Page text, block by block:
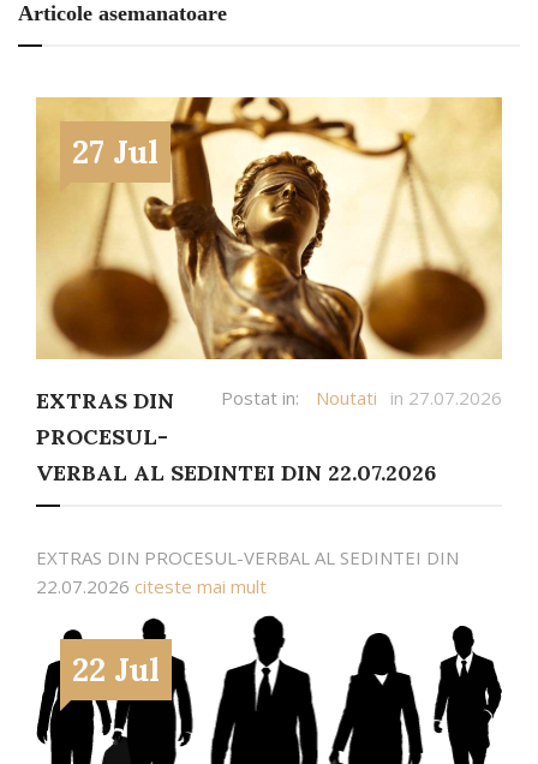
Articole asemanatoare
27 Jul
Postat in: Noutati in 27.07.2026
EXTRAS DIN
PROCESUL-
VERBAL AL SEDINTEI DIN 22.07.2026
EXTRAS DIN PROCESUL-VERBAL AL SEDINTEI DIN
22.07.2026 citeste mai mult
22 Jul